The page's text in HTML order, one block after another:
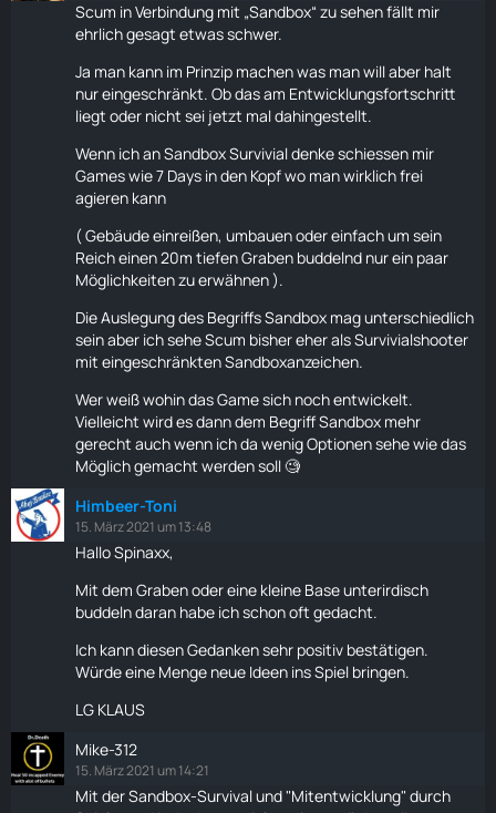
Scum in Verbindung mit „Sandbox“ zu sehen fällt mir
ehrlich gesagt etwas schwer.
Ja man kann im Prinzip machen was man will aber halt
nur eingeschränkt. Ob das am Entwicklungsfortschritt
liegt oder nicht sei jetzt mal dahingestellt.
Wenn ich an Sandbox Survivial denke schiessen mir
Games wie 7 Days in den Kopf wo man wirklich frei
agieren kann
( Gebäude einreißen, umbauen oder einfach um sein
Reich einen 20m tiefen Graben buddelnd nur ein paar
Möglichkeiten zu erwähnen ).
Die Auslegung des Begriffs Sandbox mag unterschiedlich
sein aber ich sehe Scum bisher eher als Survivialshooter
mit eingeschränkten Sandboxanzeichen.
Wer weiß wohin das Game sich noch entwickelt.
Vielleicht wird es dann dem Begriff Sandbox mehr
gerecht auch wenn ich da wenig Optionen sehe wie das
Möglich gemacht werden soll 🧐
Himbeer-Toni
15. März 2021 um 13:48
Hallo Spinaxx,
Mit dem Graben oder eine kleine Base unterirdisch
buddeln daran habe ich schon oft gedacht.
Ich kann diesen Gedanken sehr positiv bestätigen.
Würde eine Menge neue Ideen ins Spiel bringen.
LG KLAUS
Mike-312
15. März 2021 um 14:21
Mit der Sandbox-Survivalund "Mitentwicklung" durch